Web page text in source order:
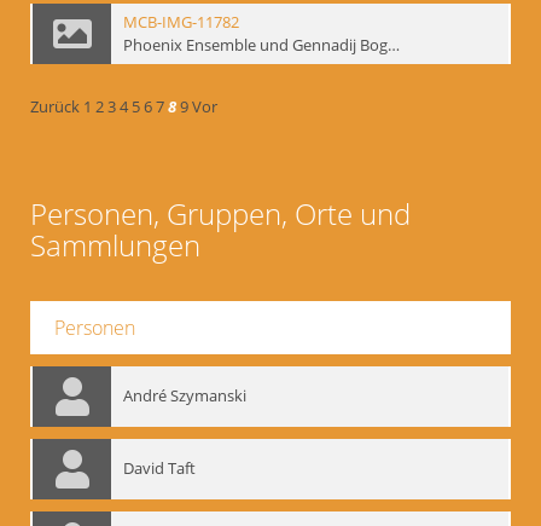
MCB-IMG-11782
Phoenix Ensemble und Gennadij Bogdanow; BM-img-105-8
Zurück 1 234 56789Vor
Personen, Gruppen, Orte und
Sammlungen
Personen
André Szymanski
David Taft